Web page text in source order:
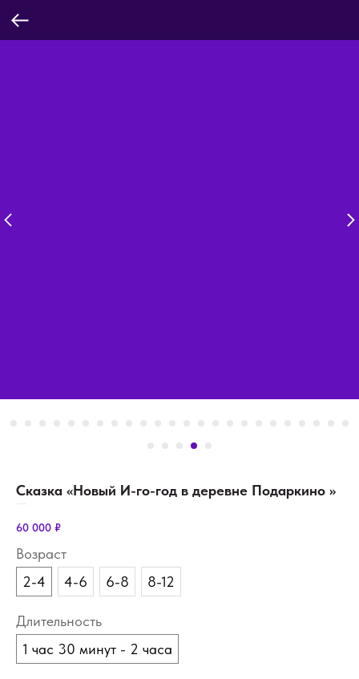
Сказка «Новый И-го-год в деревне Подаркино »
60 000 ₽
Возраст
2-4
4-6 6-8 8-12
Длительность
1 час 30 минут - 2 часа